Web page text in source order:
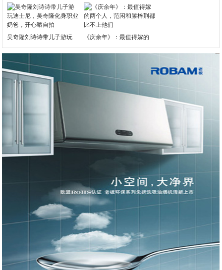
吴奇隆刘诗诗带儿子游玩 《庆余年》：最值得嫁的